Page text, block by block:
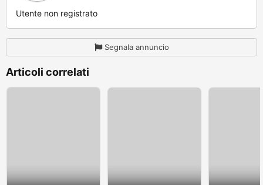
Utente non registrato
Segnala annuncio
Articoli correlati